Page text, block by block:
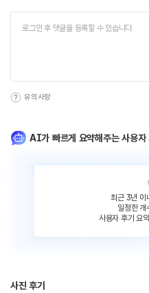
유의사항
AI가 빠르게 요약해주는 사용자
최근 3년 이
일정한 개
사용자 후기 요
사진 후기